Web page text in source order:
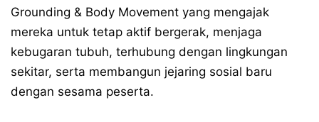
Grounding & Body Movement yang mengajak
mereka untuk tetap aktif bergerak, menjaga
kebugaran tubuh, terhubung dengan lingkungan
sekitar, serta membangun jejaring sosial baru
dengan sesama peserta.